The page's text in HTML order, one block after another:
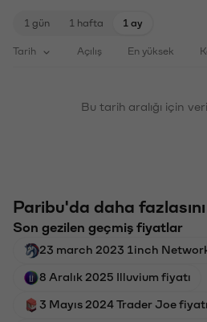
1 gün 1 hafta 1 ay
Tarih Açılış En yüksek
Bu tarih aralığı için
Paribu'da daha
Son gezilen geçmiş fiyatlar
23 march 2023 1inch
8 Aralık 2025 Illuvium fiyatı
3 Mayıs 2024 Trader Joe fiyatı